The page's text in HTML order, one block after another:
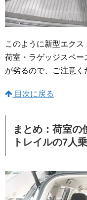
このように新型エク
荷室・ラゲッジスペ
が劣るので、ご注意く
目次に戻る
まとめ：荷室の
トレイルの7人